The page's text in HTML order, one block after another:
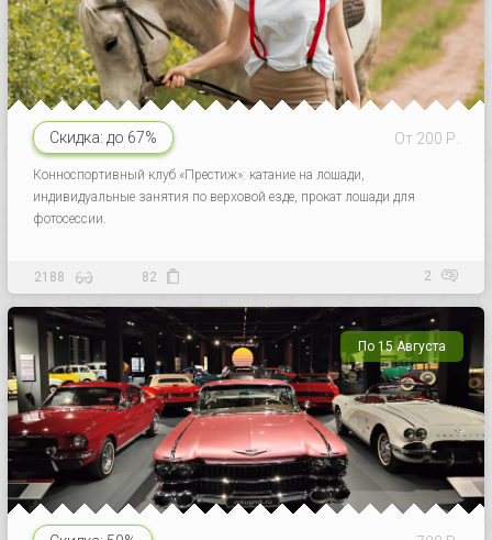
Скидка: до 67% От 200 Р.
Конноспортивный клуб «Престиж»: катание на лошади,
индивидуальные занятия по верховой езде, прокат лошади для
фотосессии.
2188 82 2
По 15 Августа